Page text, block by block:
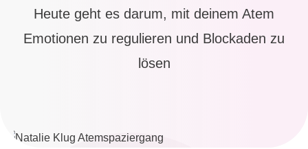
Heute geht es darum, mit deinem Atem
Emotionen zu regulieren und Blockaden zu
lösen